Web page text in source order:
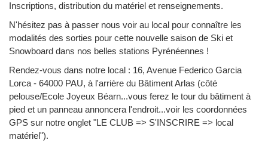
Inscriptions, distribution du matériel et renseignements.
N'hésitez pas à passer nous voir au local pour connaître les
modalités des sorties pour cette nouvelle saison de Ski et
Snowboard dans nos belles stations Pyrénéennes !
Rendez-vous dans notre local : 16, Avenue Federico Garcia
Lorca - 64000 PAU, à l'arrière du Bâtiment Arlas (côté
pelouse/Ecole Joyeux Béarn...vous ferez le tour du bâtiment à
pied et un panneau annoncera l'endroit...voir les coordonnées
GPS sur notre onglet "LE CLUB => S'INSCRIRE => local
matériel").